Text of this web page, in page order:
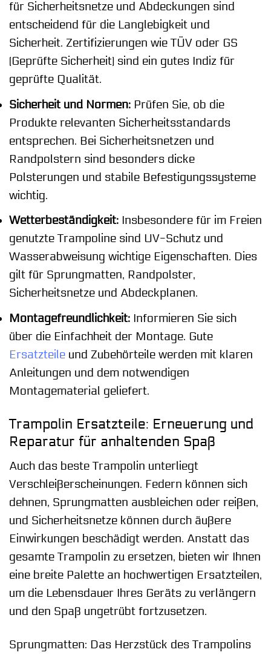
für Sicherheitsnetze und Abdeckungen sind
entscheidend für die Langlebigkeit und
Sicherheit. Zertifizierungen wie TÜV oder GS
(Geprüfte Sicherheit) sind ein gutes Indiz für
geprüfte Qualität.
Sicherheit und Normen: Prüfen Sie, ob die
Produkte relevanten Sicherheitsstandards
entsprechen. Bei Sicherheitsnetzen und
Randpolstern sind besonders dicke
Polsterungen und stabile Befestigungssysteme
wichtig.
Wetterbeständigkeit: Insbesondere für im Freien
genutzte Trampoline sind UV-Schutz und
Wasserabweisung wichtige Eigenschaften. Dies
gilt für Sprungmatten, Randpolster,
Sicherheitsnetze und Abdeckplanen.
Montagefreundlichkeit: Informieren Sie sich
über die Einfachheit der Montage. Gute
Ersatzteile und Zubehörteile werden mit klaren
Anleitungen und dem notwendigen
Montagematerial geliefert.
Trampolin Ersatzteile: Erneuerung und
Reparatur für anhaltenden Spaß
Auch das beste Trampolin unterliegt
Verschleißerscheinungen. Federn können sich
dehnen, Sprungmatten ausbleichen oder reißen,
und Sicherheitsnetze können durch äußere
Einwirkungen beschädigt werden. Anstatt das
gesamte Trampolin zu ersetzen, bieten wir Ihnen
eine breite Palette an hochwertigen Ersatzteilen,
um die Lebensdauer Ihres Geräts zu verlängern
und den Spaß ungetrübt fortzusetzen.
Sprungmatten: Das Herzstück des Trampolins